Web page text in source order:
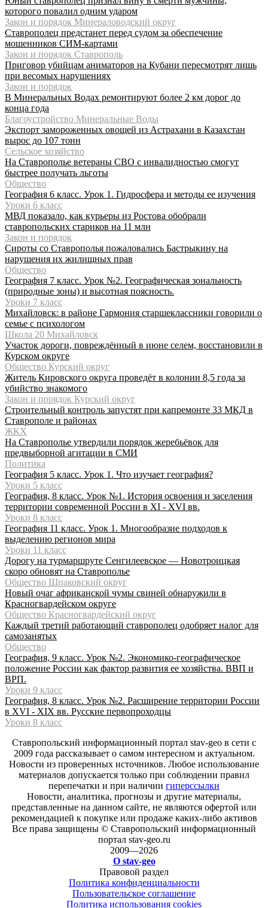
которого повалил одним ударом
Закон и порядок Минераловодский округ
Ставрополец предстанет перед судом за обеспечение
мошенников СИМ-картами
Закон и порядок Ставрополь
Приговор убийцам аниматоров на Кубани пересмотрят лишь
при весомых нарушениях
Закон и порядок
В Минеральных Водах ремонтируют более 2 км дорог до
конца года
Благоустройство Минеральные Воды
Экспорт замороженных овощей из Астрахани в Казахстан
вырос до 107 тонн
Сельское хозяйство
На Ставрополье ветераны СВО с инвалидностью смогут
быстрее получать льготы
Общество
География 6 класс. Урок 1. Гидросфера и методы ее изучения
Уроки 6 класс
МВД показало, как курьеры из Ростова обобрали
ставропольских стариков на 11 млн
Закон и порядок
Сироты со Ставрополья пожаловались Бастрыкину на
нарушения их жилищных прав
Общество
География 7 класс. Урок №2. Географическая зональность
(природные зоны) и высотная поясность.
Уроки 7 класс
Михайловск: в районе Гармония старшеклассники говорили о
семье с психологом
Школа 20 Михайловск
Участок дороги, повреждённый в июне селем, восстановили в
Курском округе
Общество Курский округ
Житель Кировского округа проведёт в колонии 8,5 года за
убийство знакомого
Закон и порядок Курский округ
Строительный контроль запустят при капремонте 33 МКД в
Ставрополе и районах
ЖКХ
На Ставрополье утвердили порядок жеребьёвок для
предвыборной агитации в СМИ
Политика
География 5 класс. Урок 1. Что изучает география?
Уроки 5 класс
География, 8 класс. Урок №1. История освоения и заселения
территории современной России в XI - XVI вв.
Уроки 8 класс
География 11 класс. Урок 1. Многообразие подходов к
выделению регионов мира
Уроки 11 класс
Дорогу на турмаршруте Сенгилеевское — Новотроицкая
скоро обновят на Ставрополье
Общество Шпаковский округ
Новый очаг африканской чумы свиней обнаружили в
Красногвардейском округе
Общество Красногвардейский округ
Каждый третий работающий ставрополец одобряет налог для
самозанятых
Общество
География, 9 класс. Урок №2. Экономико-географическое
положение России как фактор развития ее хозяйства. ВВП и
ВРП.
Уроки 9 класс
География, 8 класс. Урок №2. Расширение территории России
в XVI - XIX вв. Русские первопроходцы
Уроки 8 класс
Ставропольский информационный портал stav-geo в сети с
2009 года рассказывает о самом интересном и актуальном.
Новости из проверенных источников. Любое использование
материалов допускается только при соблюдении правил
перепечатки и при наличии гиперссылки
Новости, аналитика, прогнозы и другие материалы,
представленные на данном сайте, не являются офертой или
рекомендацией к покупке или продаже каких-либо активов
Все права защищены © Ставропольский информационный
портал stav-geo.ru
2009—2026
О stav-geo
Правовой раздел
Политика конфиденциальности
Пользовательское соглашение
Политика использования cookies